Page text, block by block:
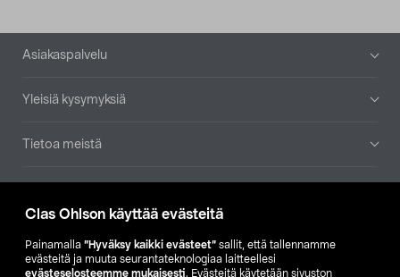
Clas Ohlson käyttää evästeitä
Painamalla ”Hyväksy kaikki evästeet” sallit, että tallennamme
evästeitä ja muuta seurantateknologiaa laitteellesi
evästeselosteemme mukaisesti. Evästeitä käytetään sivuston
Alatunniste
Asiakaspalvelu
Yleisiä kysymyksiä
Tietoa meistä